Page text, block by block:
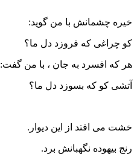
خیره چشمانش با من گوید:
کو چراغی که فروزد دل ما؟
هر که افسرد به جان ، با من گفت:
آتشی کو که بسوزد دل ما؟
خشت می افتد از این دیوار.
رنج بیهوده نگهبانش برد.